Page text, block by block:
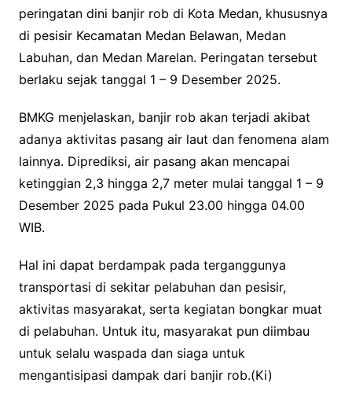
peringatan dini banjir rob di Kota Medan, khususnya
di pesisir Kecamatan Medan Belawan, Medan
Labuhan, dan Medan Marelan. Peringatan tersebut
berlaku sejak tanggal 1 – 9 Desember 2025.
BMKG menjelaskan, banjir rob akan terjadi akibat
adanya aktivitas pasang air laut dan fenomena alam
lainnya. Diprediksi, air pasang akan mencapai
ketinggian 2,3 hingga 2,7 meter mulai tanggal 1 – 9
Desember 2025 pada Pukul 23.00 hingga 04.00
WIB.
Hal ini dapat berdampak pada terganggunya
transportasi di sekitar pelabuhan dan pesisir,
aktivitas masyarakat, serta kegiatan bongkar muat
di pelabuhan. Untuk itu, masyarakat pun diimbau
untuk selalu waspada dan siaga untuk
mengantisipasi dampak dari banjir rob.(Ki)